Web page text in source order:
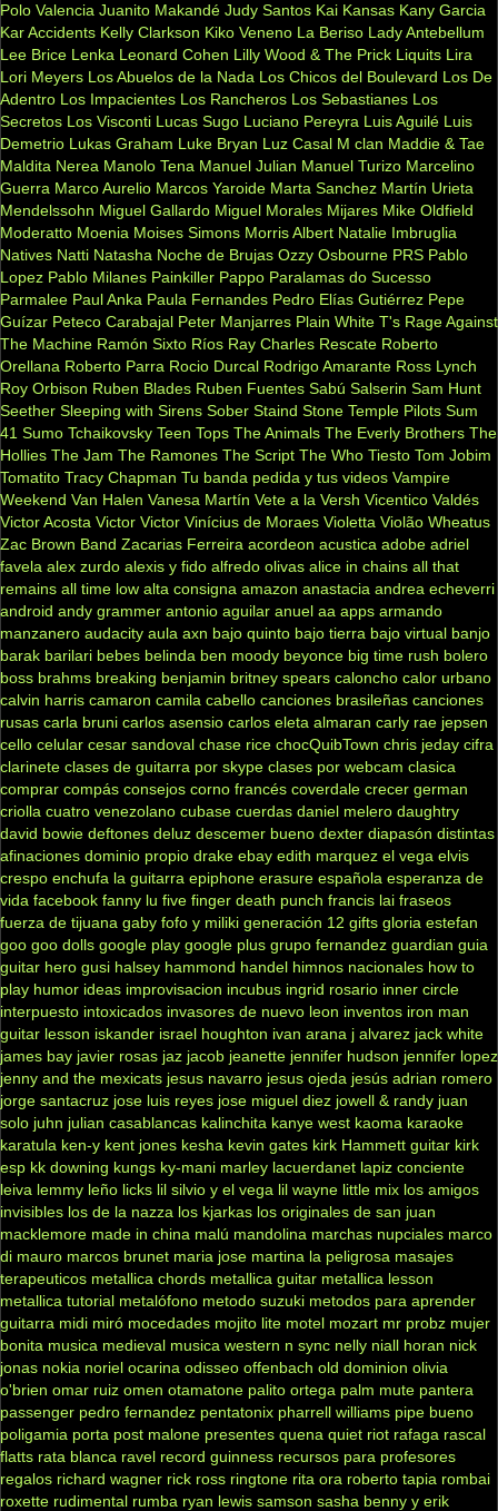
Polo Valencia Juanito Makandé Judy Santos Kai Kansas Kany Garcia
Kar Accidents Kelly Clarkson Kiko Veneno La Beriso Lady Antebellum
Lee Brice Lenka Leonard Cohen Lilly Wood & The Prick Liquits Lira
Lori Meyers Los Abuelos de la Nada Los Chicos del Boulevard Los De
Adentro Los Impacientes Los Rancheros Los Sebastianes Los
Secretos Los Visconti Lucas Sugo Luciano Pereyra Luis Aguilé Luis
Demetrio Lukas Graham Luke Bryan Luz Casal M clan Maddie & Tae
Maldita Nerea Manolo Tena Manuel Julian Manuel Turizo Marcelino
Guerra Marco Aurelio Marcos Yaroide Marta Sanchez Martín Urieta
Mendelssohn Miguel Gallardo Miguel Morales Mijares Mike Oldfield
Moderatto Moenia Moises Simons Morris Albert Natalie Imbruglia
Natives Natti Natasha Noche de Brujas Ozzy Osbourne PRS Pablo
Lopez Pablo Milanes Painkiller Pappo Paralamas do Sucesso
Parmalee Paul Anka Paula Fernandes Pedro Elías Gutiérrez Pepe
Guízar Peteco Carabajal Peter Manjarres Plain White T's Rage Against
The Machine Ramón Sixto Ríos Ray Charles Rescate Roberto
Orellana Roberto Parra Rocio Durcal Rodrigo Amarante Ross Lynch
Roy Orbison Ruben Blades Ruben Fuentes Sabú Salserin Sam Hunt
Seether Sleeping with Sirens Sober Staind Stone Temple Pilots Sum
41 Sumo Tchaikovsky Teen Tops The Animals The Everly Brothers The
Hollies The Jam The Ramones The Script The Who Tiesto Tom Jobim
Tomatito Tracy Chapman Tu banda pedida y tus videos Vampire
Weekend Van Halen Vanesa Martín Vete a la Versh Vicentico Valdés
Victor Acosta Victor Victor Vinícius de Moraes Violetta Violão Wheatus
Zac Brown Band Zacarias Ferreira acordeon acustica adobe adriel
favela alex zurdo alexis y fido alfredo olivas alice in chains all that
remains all time low alta consigna amazon anastacia andrea echeverri
android andy grammer antonio aguilar anuel aa apps armando
manzanero audacity aula axn bajo quinto bajo tierra bajo virtual banjo
barak barilari bebes belinda ben moody beyonce big time rush bolero
boss brahms breaking benjamin britney spears caloncho calor urbano
calvin harris camaron camila cabello canciones brasileñas canciones
rusas carla bruni carlos asensio carlos eleta almaran carly rae jepsen
cello celular cesar sandoval chase rice chocQuibTown chris jeday cifra
clarinete clases de guitarra por skype clases por webcam clasica
comprar compás consejos corno francés coverdale crecer german
criolla cuatro venezolano cubase cuerdas daniel melero daughtry
david bowie deftones deluz descemer bueno dexter diapasón distintas
afinaciones dominio propio drake ebay edith marquez el vega elvis
crespo enchufa la guitarra epiphone erasure española esperanza de
vida facebook fanny lu five finger death punch francis lai fraseos
fuerza de tijuana gaby fofo y miliki generación 12 gifts gloria estefan
goo goo dolls google play google plus grupo fernandez guardian guia
guitar hero gusi halsey hammond handel himnos nacionales how to
play humor ideas improvisacion incubus ingrid rosario inner circle
interpuesto intoxicados invasores de nuevo leon inventos iron man
guitar lesson iskander israel houghton ivan arana j alvarez jack white
james bay javier rosas jaz jacob jeanette jennifer hudson jennifer lopez
jenny and the mexicats jesus navarro jesus ojeda jesús adrian romero
jorge santacruz jose luis reyes jose miguel diez jowell & randy juan
solo juhn julian casablancas kalinchita kanye west kaoma karaoke
karatula ken-y kent jones kesha kevin gates kirk Hammett guitar kirk
esp kk downing kungs ky-mani marley lacuerdanet lapiz conciente
leiva lemmy leño licks lil silvio y el vega lil wayne little mix los amigos
invisibles los de la nazza los kjarkas los originales de san juan
macklemore made in china malú mandolina marchas nupciales marco
di mauro marcos brunet maria jose martina la peligrosa masajes
terapeuticos metallica chords metallica guitar metallica lesson
metallica tutorial metalófono metodo suzuki metodos para aprender
guitarra midi miró mocedades mojito lite motel mozart mr probz mujer
bonita musica medieval musica western n sync nelly niall horan nick
jonas nokia noriel ocarina odisseo offenbach old dominion olivia
o'brien omar ruiz omen otamatone palito ortega palm mute pantera
passenger pedro fernandez pentatonix pharrell williams pipe bueno
poligamia porta post malone presentes quena quiet riot rafaga rascal
flatts rata blanca ravel record guinness recursos para profesores
regalos richard wagner rick ross ringtone rita ora roberto tapia rombai
roxette rudimental rumba ryan lewis samson sasha benny y erik